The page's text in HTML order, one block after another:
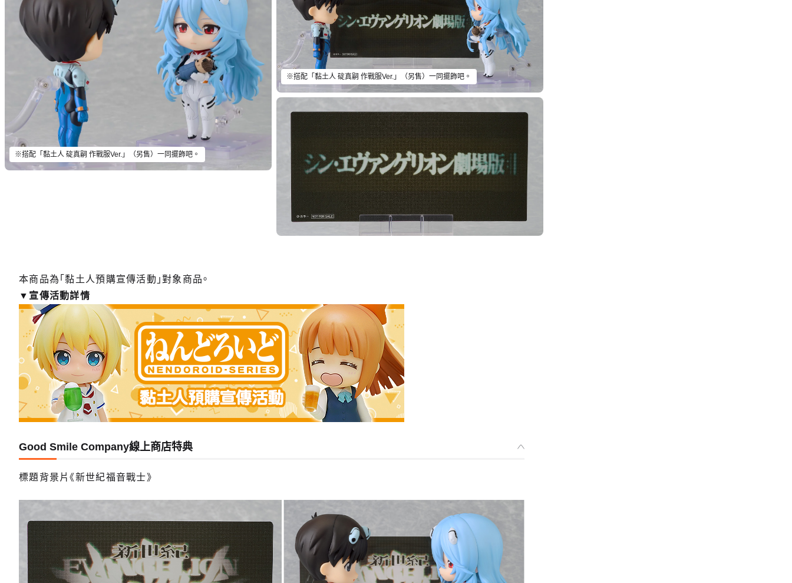
※搭配「黏土人 碇真嗣 作戰服Ver.」（另售）一同擺飾吧。
※搭配「黏土人 碇真嗣 作戰服Ver.」（另售）一同擺飾吧。
本商品為「黏土人預購宣傳活動」對象商品。
▼宣傳活動詳情
Good Smile Company線上商店特典
標題背景片《新世紀福音戰士》